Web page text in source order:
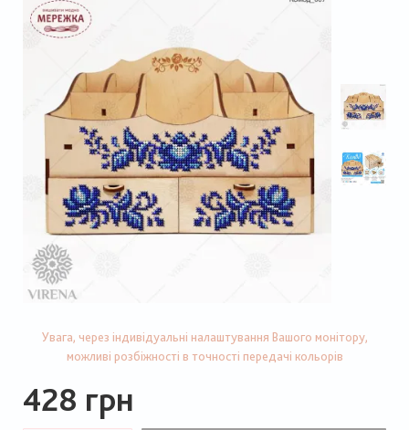
Увага, через індивідуальні налаштування Вашого монітору,
можливі розбіжності в точності передачі кольорів
428 грн